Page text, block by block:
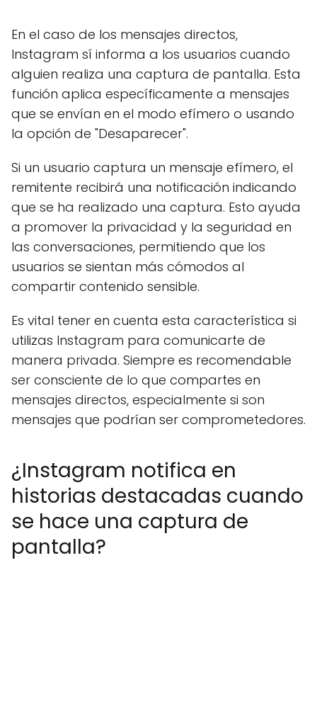
En el caso de los mensajes directos,
Instagram sí informa a los usuarios cuando
alguien realiza una captura de pantalla. Esta
función aplica específicamente a mensajes
que se envían en el modo efímero o usando
la opción de "Desaparecer".
Si un usuario captura un mensaje efímero, el
remitente recibirá una notificación indicando
que se ha realizado una captura. Esto ayuda
a promover la privacidad y la seguridad en
las conversaciones, permitiendo que los
usuarios se sientan más cómodos al
compartir contenido sensible.
Es vital tener en cuenta esta característica si
utilizas Instagram para comunicarte de
manera privada. Siempre es recomendable
ser consciente de lo que compartes en
mensajes directos, especialmente si son
mensajes que podrían ser comprometedores.
¿Instagram notifica en
historias destacadas cuando
se hace una captura de
pantalla?